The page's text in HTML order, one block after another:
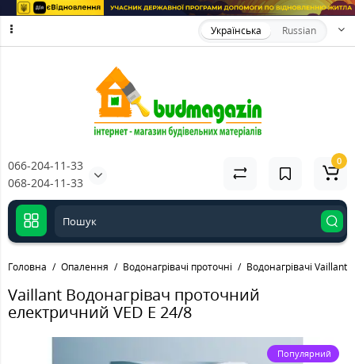
Українська Russian
066-204-11-33
068-204-11-33
0
Головна Опалення Водонагрівачі проточні Водонагрівачі Vaillant
Vaillant Водонагрівач проточний
електричний VED E 24/8
Популярний